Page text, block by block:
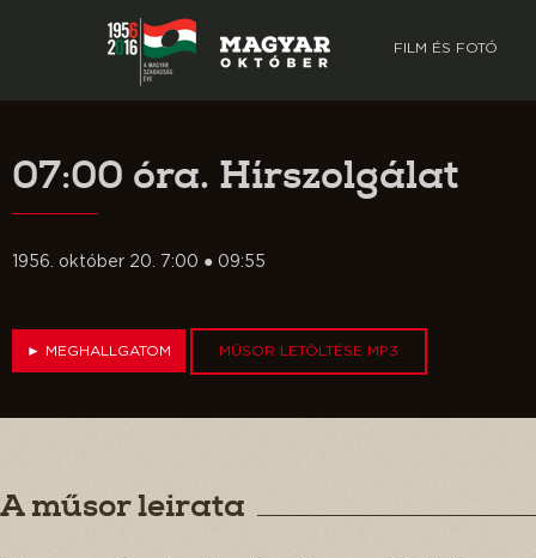
FILM ÉS FOTÓ
07:00 óra. Hírszolgálat
1956. október 20. 7:00 ● 09:55
► MEGHALLGATOM MŰSOR LETÖLTÉSE MP3
A műsor leirata